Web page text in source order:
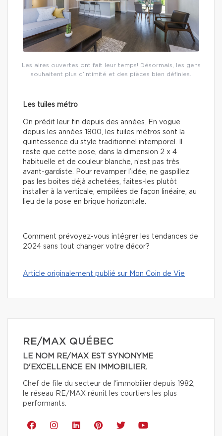
Les aires ouvertes ont fait leur temps! Désormais, les gens
souhaitent plus d’intimité et des pièces bien définies.
Les tuiles métro
On prédit leur fin depuis des années. En vogue
depuis les années 1800, les tuiles métros sont la
quintessence du style traditionnel intemporel. Il
reste que cette pose, dans la dimension 2 x 4
habituelle et de couleur blanche, n’est pas très
avant-gardiste. Pour revamper l’idée, ne gaspillez
pas les boites déjà achetées, faites-les plutôt
installer à la verticale, empilées de façon linéaire, au
lieu de la pose en brique horizontale.
Comment prévoyez-vous intégrer les tendances de
2024 sans tout changer votre décor?
Article originalement publié sur Mon Coin de Vie
RE/MAX QUÉBEC
LE NOM RE/MAX EST SYNONYME
D'EXCELLENCE EN IMMOBILIER.
Chef de file du secteur de l'immobilier depuis 1982,
le réseau RE/MAX réunit les courtiers les plus
performants.